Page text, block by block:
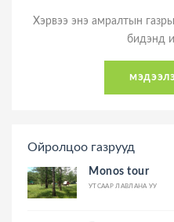
Хэрвээ энэ амралтын
бидэнд
Ойролцоо газрууд
Monos tour
УТСААР ЛАВЛАНА УУ